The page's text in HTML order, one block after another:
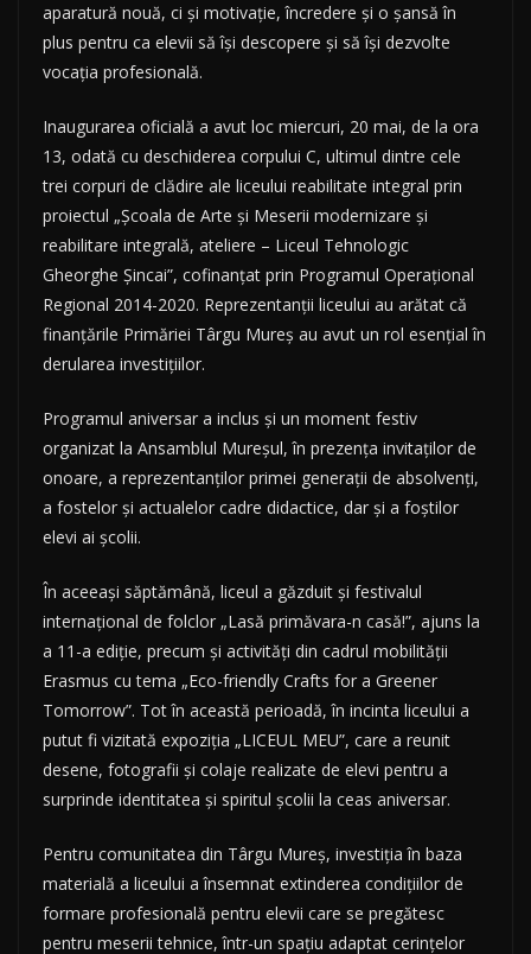
aparatură nouă, ci și motivație, încredere și o șansă în
plus pentru ca elevii să își descopere și să își dezvolte
vocația profesională.
Inaugurarea oficială a avut loc miercuri, 20 mai, de la ora
13, odată cu deschiderea corpului C, ultimul dintre cele
trei corpuri de clădire ale liceului reabilitate integral prin
proiectul „Școala de Arte și Meserii modernizare și
reabilitare integrală, ateliere – Liceul Tehnologic
Gheorghe Șincai”, cofinanțat prin Programul Operațional
Regional 2014-2020. Reprezentanții liceului au arătat că
finanțările Primăriei Târgu Mureș au avut un rol esențial în
derularea investițiilor.
Programul aniversar a inclus și un moment festiv
organizat la Ansamblul Mureșul, în prezența invitaților de
onoare, a reprezentanților primei generații de absolvenți,
a fostelor și actualelor cadre didactice, dar și a foștilor
elevi ai școlii.
În aceeași săptămână, liceul a găzduit și festivalul
internațional de folclor „Lasă primăvara-n casă!”, ajuns la
a 11-a ediție, precum și activități din cadrul mobilității
Erasmus cu tema „Eco-friendly Crafts for a Greener
Tomorrow”. Tot în această perioadă, în incinta liceului a
putut fi vizitată expoziția „LICEUL MEU”, care a reunit
desene, fotografii și colaje realizate de elevi pentru a
surprinde identitatea și spiritul școlii la ceas aniversar.
Pentru comunitatea din Târgu Mureș, investiția în baza
materială a liceului a însemnat extinderea condițiilor de
formare profesională pentru elevii care se pregătesc
pentru meserii tehnice, într-un spațiu adaptat cerințelor